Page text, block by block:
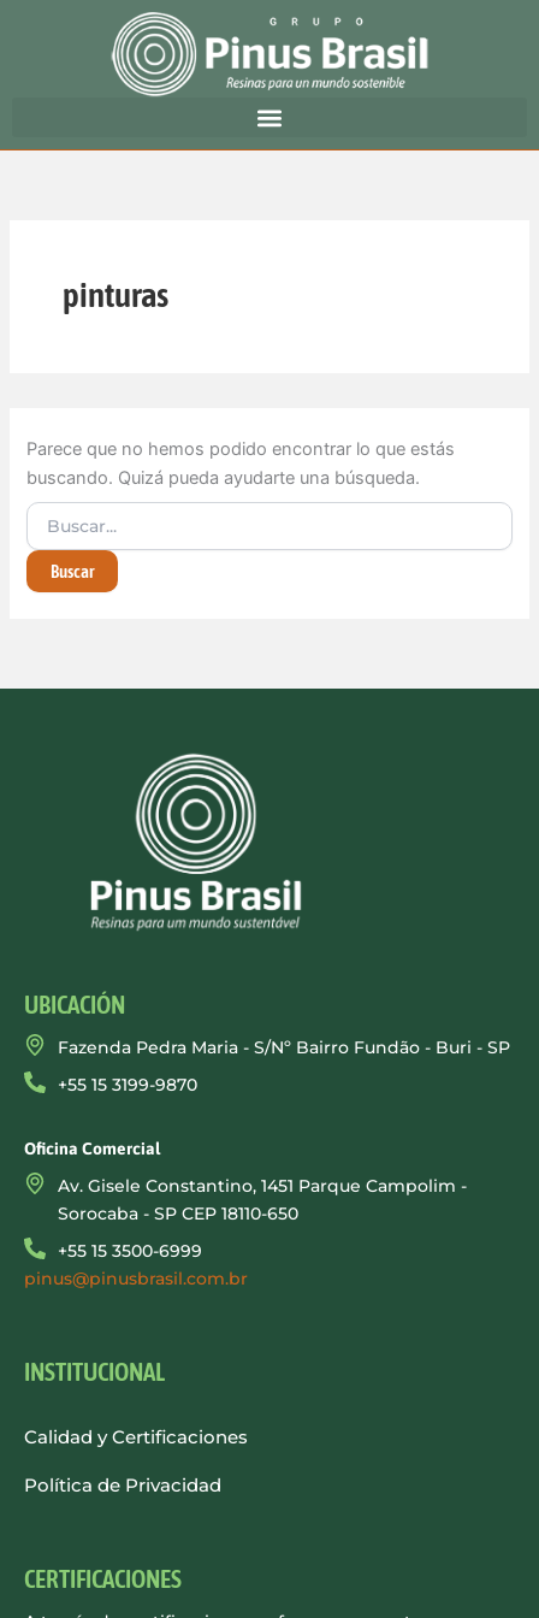
pinturas
Parece que no hemos podido encontrar lo que estás
buscando. Quizá pueda ayudarte una búsqueda.
UBICACIÓN
Fazenda Pedra Maria - S/Nº Bairro Fundão - Buri - SP
+55 15 3199-9870
Oficina Comercial
Av. Gisele Constantino, 1451 Parque Campolim -
Sorocaba - SP CEP 18110-650
+55 15 3500-6999
pinus@pinusbrasil.com.br
INSTITUCIONAL
Calidad y Certificaciones
Política de Privacidad
CERTIFICACIONES